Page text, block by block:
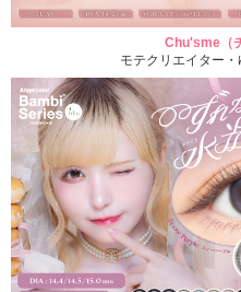
Chu'sme（
モテクリエイター